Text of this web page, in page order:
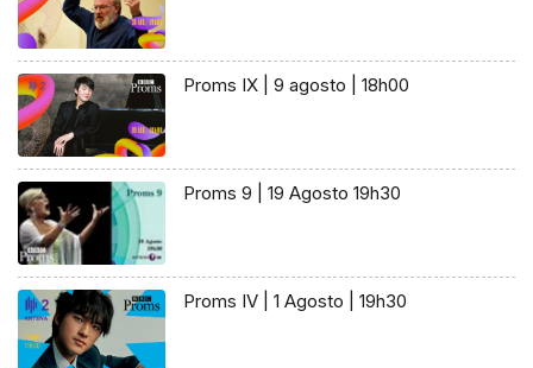
Proms IX | 9 agosto | 18h00
Proms 9 | 19 Agosto 19h30
Proms IV | 1 Agosto | 19h30